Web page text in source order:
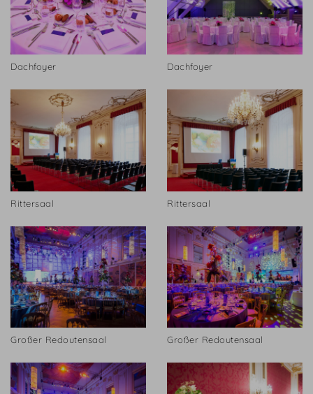
Dachfoyer Dachfoyer
Rittersaal Rittersaal
Großer Redoutensaal Großer Redoutensaal